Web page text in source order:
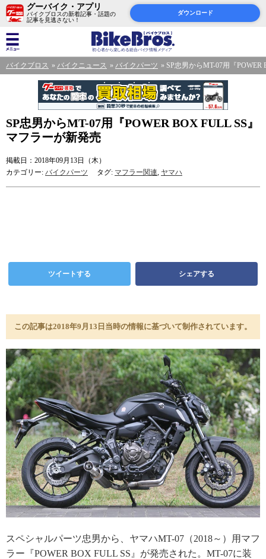
グーバイク・アプリ
バイクブロスの新着記事・話題の
記事を見逃さない！
ダウンロード
バイクブロス バイクニュース バイクパーツ SP忠男からMT-07用『
SP忠男からMT-07用『POWER BOX FULL SS』
マフラーが新発売
掲載日：2018年09月13日（木）
カテゴリー: バイクパーツ タグ: マフラー関連, ヤマハ
ツイートする シェアする
この記事は2018年9月13日当時の情報に基づいて制作されています。
スペシャルパーツ忠男から、ヤマハMT-07（2018～）用マフ
ラー『POWER BOX FULL SS』が発売された。MT-07に装